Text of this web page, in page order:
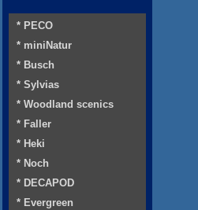
* PECO
* miniNatur
* Busch
* Sylvias
* Woodland scenics
* Faller
* Heki
* Noch
* DECAPOD
* Evergreen